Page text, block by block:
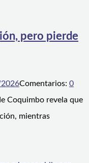
pero pierde
Comentarios: 0
Coquimbo revela que
mientras